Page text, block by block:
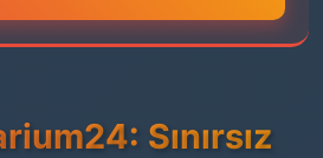
Sınırsız